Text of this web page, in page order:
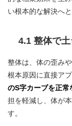
い根本的な解決へ
4.1 整体で
整体は、体の歪み
根本原因に直接ア
のS字カーブを正常
担を軽減し、体が
す。